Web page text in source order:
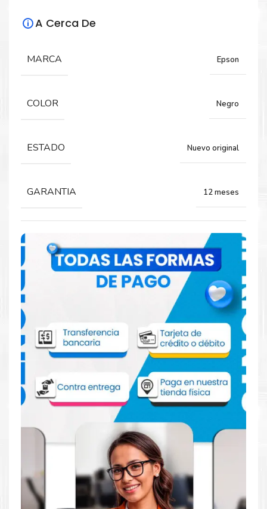
TM930II, TMU950, TM-U925, TM-H5000, TM-
Rendimiento:
Cinta Epson ERC 31B para impresoras
M930 TM930II TMU950 TMU925 TMH5000
TM590
Aprovecha nuestra experiencia y atención para adquirir tus
productos. Tenemos promociones todos los días. Escríbenos o
visítanos hoy para encontrar la solución perfecta para tu
impresoraEPSON , como laCinta Epson ERC 31B para
impresoras M930 TM930II TMU950 TMU925 TMH5000
TM590.
A Cerca De
MARCA Epson
COLOR Negro
ESTADO Nuevo original
GARANTIA 12 meses